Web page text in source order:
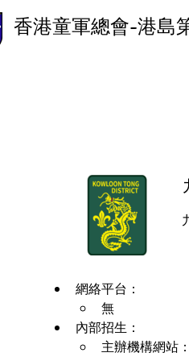
香港童軍總會-港島
網絡平台：
無
內部招生：
主辦機構網站：